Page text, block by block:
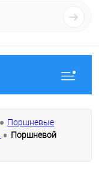
Поршневые
Поршневой